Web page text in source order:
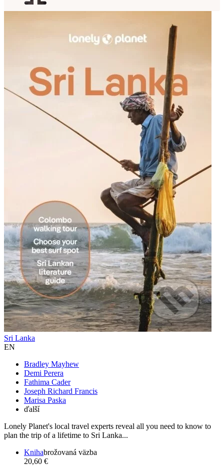
Sri Lanka
EN
Bradley Mayhew
Demi Perera
Fathima Cader
Joseph Richard Francis
Marisa Paska
ďalší
Lonely Planet's local travel experts reveal all you need to know to
plan the trip of a lifetime to Sri Lanka...
Knihabrožovaná väzba
20,60 €